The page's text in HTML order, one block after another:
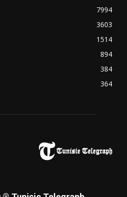
7994
3603
1514
894
384
364